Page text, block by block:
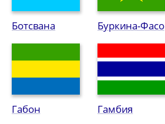
Ботсвана Буркина-Фасо
Габон Гамбия